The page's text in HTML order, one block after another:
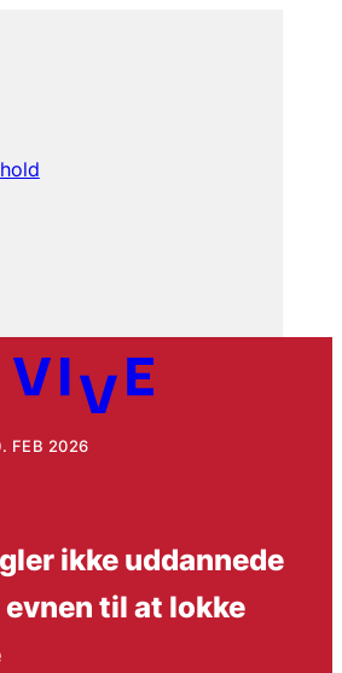
FEB 2026
ikke uddannede
til at lokke